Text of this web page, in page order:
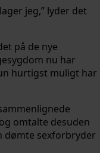
jeg,” lyder det
på de nye
nu har
hurtigst muligt har
omtalte desuden
dømte sexforbryder